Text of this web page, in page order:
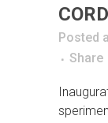
CORD
Posted
Share